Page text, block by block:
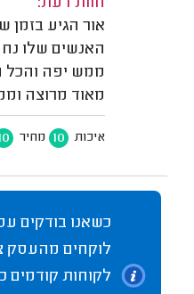
חוות דעת:
אור הגיע בזמן
האנשים שלו
ממש יפה והכל
מאוד מרוצה
איכות 10 מחיר
כשאנו בודקים
לוקחים מהעסק
לקוחות קודמים